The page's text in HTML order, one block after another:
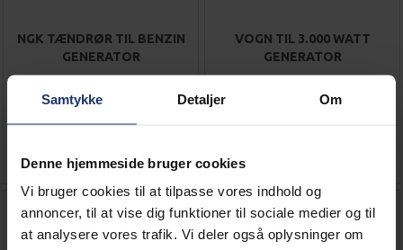
Samtykke Detaljer Om
Denne hjemmeside bruger cookies
Vi bruger cookies til at tilpasse vores indhold og
annoncer, til at vise dig funktioner til sociale medier og til
at analysere vores trafik. Vi deler også oplysninger om
NGK TÆNDRØR TIL BENZIN
GENERATOR
36,00 DKK
VOGN TIL 3.000 WATT
GENERATOR
u/Moms